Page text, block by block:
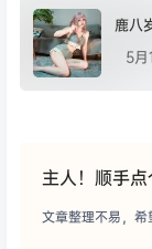
鹿八
5月
主人！顺手
文章整理不易，